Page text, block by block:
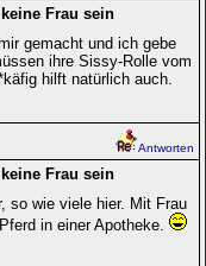
Frau sein
gemacht und ich gebe
ihre Sissy-Rolle vom
hilft natürlich auch.
Antworten
Frau sein
so wie viele hier. Mit Frau
in einer Apotheke.